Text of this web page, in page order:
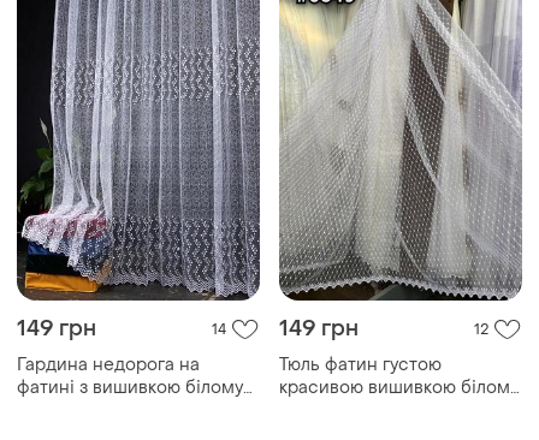
149 грн 14
Гардина недорога на
фатині з вишивкою білому
149 грн 12
Тюль фатин густою
красивою вишивкою білому